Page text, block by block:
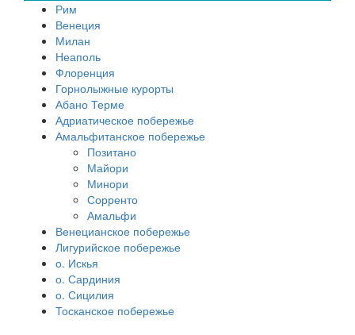
Рим
Венеция
Милан
Неаполь
Флоренция
Горнолыжные курорты
Абано Терме
Адриатическое побережье
Амальфитанское побережье
Позитано
Майори
Минори
Сорренто
Амальфи
Венецианское побережье
Лигурийское побережье
о. Искья
о. Сардиния
о. Сицилия
Тосканское побережье